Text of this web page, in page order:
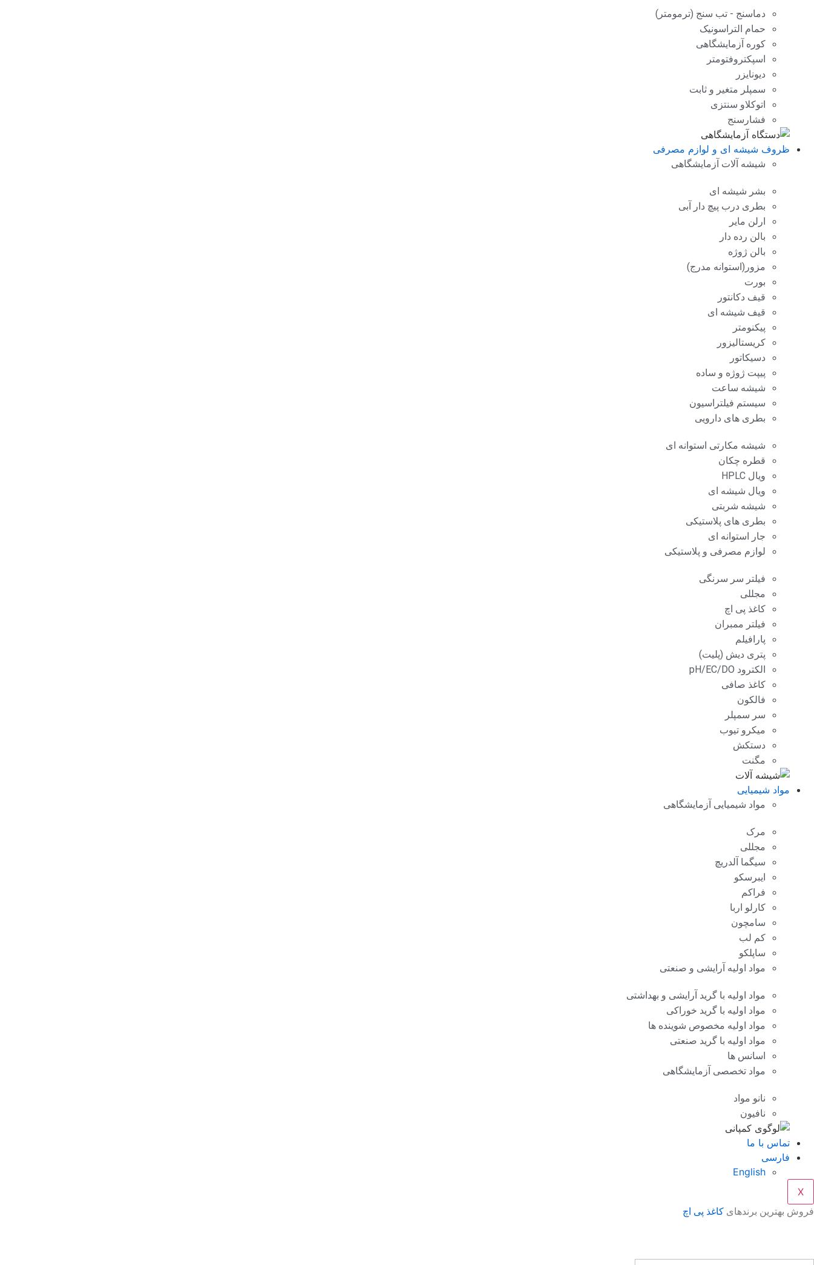
دماسنج - تب سنج (ترمومتر)
حمام التراسونیک
کوره آزمایشگاهی
اسپکتروفتومتر
دیونایزر
سمپلر متغیر و ثابت
اتوکلاو سنتزی
فشارسنج
ظروف شیشه ای و لوازم مصرفی
شیشه آلات آزمایشگاهی
بشر شیشه ای
بطری درب پیچ دار آبی
ارلن مایر
بالن رده دار
بالن ژوژه
مزور(استوانه مدرج)
بورت
قیف دکانتور
قیف شیشه ای
پیکنومتر
کریستالیزور
دسیکاتور
پیپت ژوژه و ساده
شیشه ساعت
سیستم فیلتراسیون
بطری های دارویی
شیشه مکارتی استوانه ای
قطره چکان
ویال HPLC
ویال شیشه ای
شیشه شربتی
بطری های پلاستیکی
جار استوانه ای
لوازم مصرفی و پلاستیکی
فیلتر سر سرنگی
مجللی
کاغذ پی اچ
فیلتر ممبران
پارافیلم
پتری دیش (پلیت)
الکترود pH/EC/DO
کاغذ صافی
فالکون
سر سمپلر
میکرو تیوب
دستکش
مگنت
مواد شیمیایی
مواد شیمیایی آزمایشگاهی
مرک
مجللی
سیگما آلدریچ
ایبرسکو
فراکم
کارلو اربا
سامچون
کم لب
ساپلکو
مواد اولیه آرایشی و صنعتی
مواد اولیه با گرید آرایشی و بهداشتی
مواد اولیه با گرید خوراکی
مواد اولیه مخصوص شوینده ها
مواد اولیه با گرید صنعتی
اسانس ها
مواد تخصصی آزمایشگاهی
نانو مواد
نافیون
تماس با ما
فارسی
English
X
فروش بهترین برندهای کاغذ پی اچ